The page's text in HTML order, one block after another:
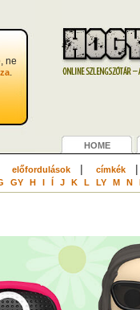
ne
.
HOME
előfordulások| címkék
GY H I Í J K L LY M N